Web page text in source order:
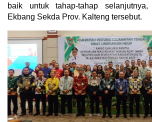
baik untuk tahap-tahap
Ekbang Sekda Prov. Kalteng tersebut.